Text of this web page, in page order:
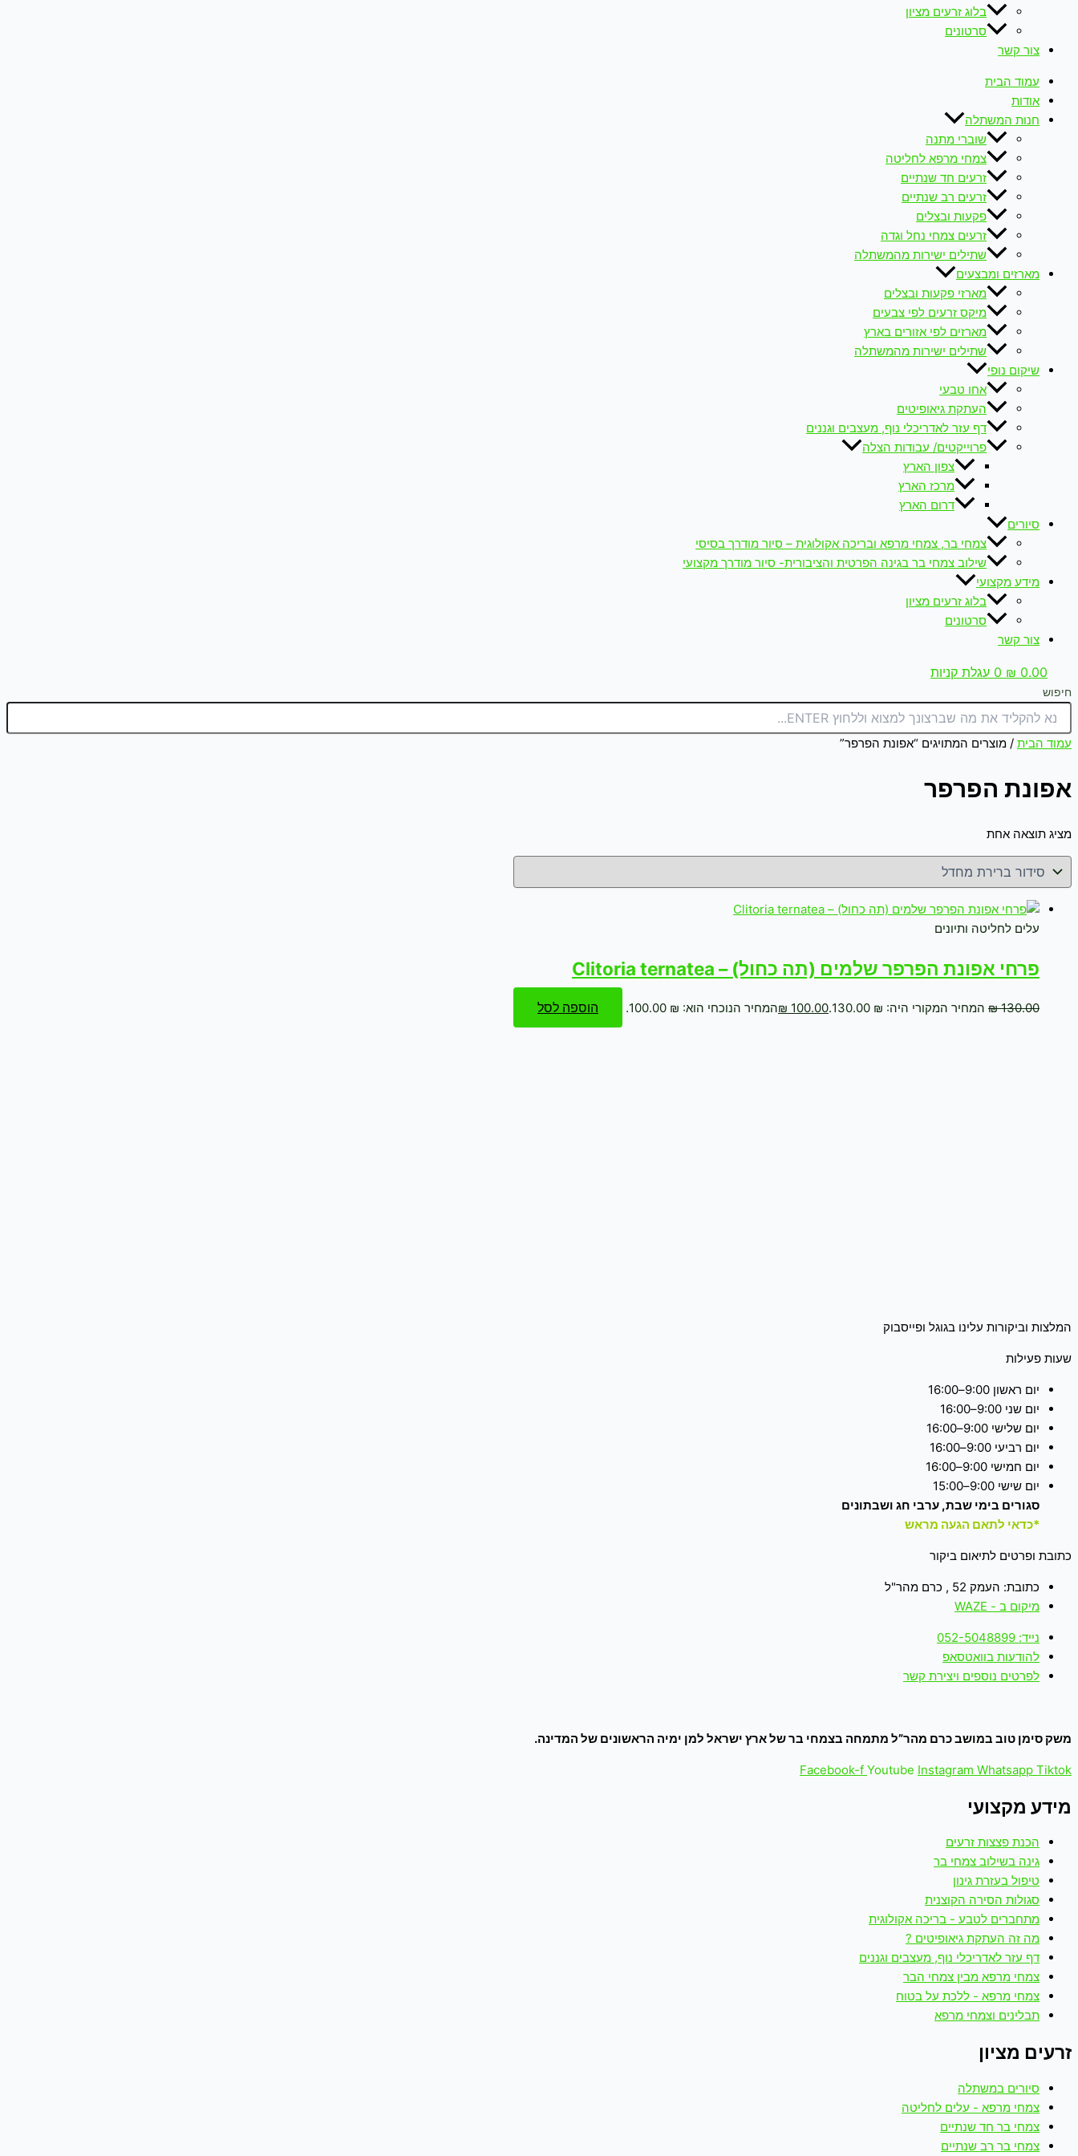
בלוג זרעים מציון
סרטונים
צור קשר
עמוד הבית
אודות
חנות המשתלה
שוברי מתנה
צמחי מרפא לחליטה
זרעים חד שנתיים
זרעים רב שנתיים
פקעות ובצלים
זרעים צמחי נחל וגדה
שתילים ישירות מהמשתלה
מארזים ומבצעים
מארזי פקעות ובצלים
מיקס זרעים לפי צבעים
מארזים לפי אזורים בארץ
שתילים ישירות מהמשתלה
שיקום נופי
אחו טבעי
העתקת גיאופיטים
דף עזר לאדריכלי נוף, מעצבים וגננים
פרוייקטים/ עבודות הצלה
צפון הארץ
מרכז הארץ
דרום הארץ
סיורים
צמחי בר, צמחי מרפא ובריכה אקולוגית – סיור מודרך בסיסי
שילוב צמחי בר בגינה הפרטית והציבורית- סיור מודרך מקצועי
מידע מקצועי
בלוג זרעים מציון
סרטונים
צור קשר
₪ 0.00
0 עגלת קניות
חיפוש
עמוד הבית / מוצרים המתויגים “אפונת הפרפר”
אפונת הפרפר
מציג תוצאה אחת
עלים לחליטה ותיונים
פרחי אפונת הפרפר שלמים (תה כחול) – Clitoria ternatea
₪130.00 המחיר המקורי היה: ₪ 130.00. ₪ 100.00 המחיר הנוכחי הוא: ₪ 100.00. הוספה לסל
המלצות וביקורות עלינו בגוגל ופייסבוק
שעות פעילות
יום ראשון 9:00–16:00
יום שני 9:00–16:00
יום שלישי 9:00–16:00
יום רביעי 9:00–16:00
יום חמישי 9:00–16:00
יום שישי 9:00–15:00
סגורים בימי שבת, ערבי חג ושבתונים
*כדאי לתאם הגעה מראש
כתובת ופרטים לתיאום ביקור
כתובת: העמק 52 , כרם מהר"ל
מיקום ב - WAZE
נייד: 052-5048899
להודעות בוואטסאפ
לפרטים נוספים ויצירת קשר
משק סימן טוב במושב כרם מהר”ל מתמחה בצמחי בר של ארץ ישראל למן ימיה הראשונים של המדינה.
Facebook-f Youtube Instagram Whatsapp Tiktok
מידע מקצועי
הכנת פצצות זרעים
גינה בשילוב צמחי בר
טיפול בעזרת גינון
סגולות הסירה הקוצנית
מתחברים לטבע - בריכה אקולוגית
מה זה העתקת גיאופיטים ?
דף עזר לאדריכלי נוף, מעצבים וגננים
צמחי מרפא מבין צמחי הבר
צמחי מרפא - ללכת על בטוח
תבלינים וצמחי מרפא
זרעים מציון
סיורים במשתלה
צמחי מרפא - עלים לחליטה
צמחי בר חד שנתיים
צמחי בר רב שנתיים